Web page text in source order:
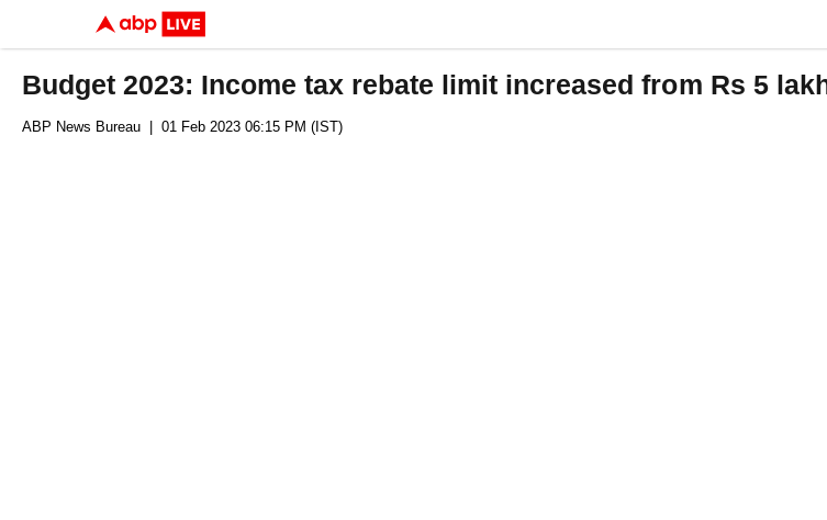
Budget 2023: Income tax rebate limit increased from Rs 5
ABP News Bureau | 01 Feb 2023 06:15 PM (IST)